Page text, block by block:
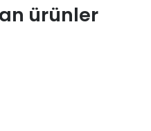
ürünler